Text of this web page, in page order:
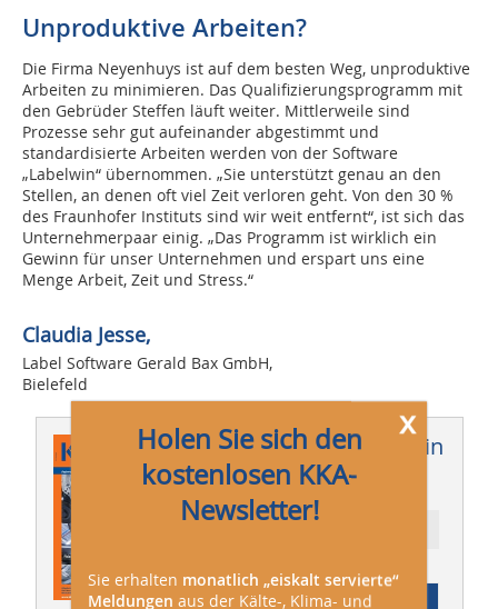
Unproduktive Arbeiten?
Die Firma Neyenhuys ist auf dem besten Weg, unproduktive
Arbeiten zu minimieren. Das Qualifizierungsprogramm mit
den Gebrüder Steffen läuft weiter. Mittlerweile sind
Prozesse sehr gut aufeinander abgestimmt und
standardisierte Arbeiten werden von der Software
„Labelwin“ übernommen. „Sie unterstützt genau an den
Stellen, an denen oft viel Zeit verloren geht. Von den 30 %
des Fraunhofer Instituts sind wir weit entfernt“, ist sich das
Unternehmerpaar einig. „Das Programm ist wirklich ein
Gewinn für unser Unternehmen und erspart uns eine
Menge Arbeit, Zeit und Stress.“
Claudia Jesse,
Label Software Gerald Bax GmbH,
Bielefeld
Dieser Artikel erschien in
KKA 01/2017
Abonnement
x
Holen Sie sich den
kostenlosen KKA-
Newsletter!
Sie erhalten monatlich „eiskalt servierte“
Meldungen aus der Kälte-, Klima- und